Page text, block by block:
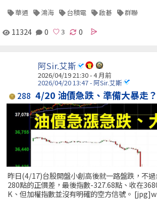
華通 鴻海 台積電 啟碁 群聯
11324 0 0
阿Sir.艾斯
2026/04/19 21:30 - 4 月前
2026/04/20 13:47 - 阿Sir.艾斯
288 4/20 油價急跌、準備大暴走？
昨日(4/17)台股開盤小創高後就一路盤跌，不
280點的正價差，最後指數-327.68點、收在
K、但加權指數並沒有明確的空方信號。